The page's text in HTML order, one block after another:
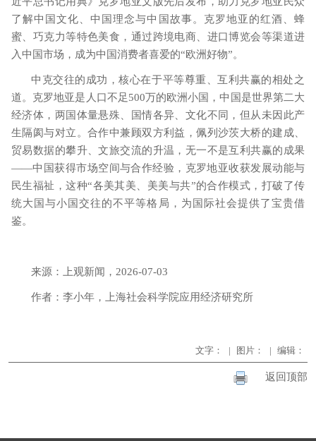
了解中国文化、中国理念与中国故事。克罗地亚的红酒、蜂
蜜、巧克力等特色美食，通过跨境电商、进口博览会等渠道进
入中国市场，成为中国消费者喜爱的“欧洲好物”。
中克交往的成功，核心在于平等尊重、互利共赢的相处之
道。克罗地亚是人口不足500万的欧洲小国，中国是世界第二大
经济体，两国体量悬殊、国情各异、文化不同，但从未因此产
生隔阂与对立。合作中兼顾双方利益，佩列沙茨大桥的建成、
贸易数据的攀升、文旅交流的升温，无一不是互利共赢的成果
——中国获得市场空间与合作经验，克罗地亚收获发展动能与
民生福祉，这种“各美其美、美美与共”的合作模式，打破了传
统大国与小国交往的不平等格局，为国际社会提供了宝贵借
鉴。
来源：上观新闻 ， 2026-07-03
作者：李小年 ， 上海社会科学院应用经济研究所
文字： | 图片： | 编辑：
返回顶部